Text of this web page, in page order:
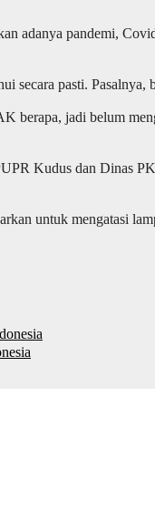
adanya pandemi,
secara pasti.
jadi belum
Kudus dan Dinas
untuk mengatasi